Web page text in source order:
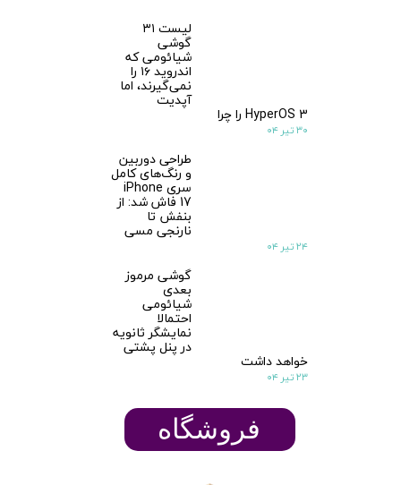
​​​​فروشگاه
لیست ۳۱
گوشی
شیائومی که
اندروید ۱۶ را
نمی‌گیرند، اما
آپدیت
HyperOS 3 را چرا
۳۰ تیر ۰۴
طراحی دوربین
و رنگ‌های کامل
سری iPhone
17 فاش شد: از
بنفش تا
نارنجی مسی
۲۴ تیر ۰۴
گوشی مرموز
بعدی
شیائومی
احتمالا
نمایشگر ثانویه
در پنل پشتی
خواهد داشت
۲۳ تیر ۰۴